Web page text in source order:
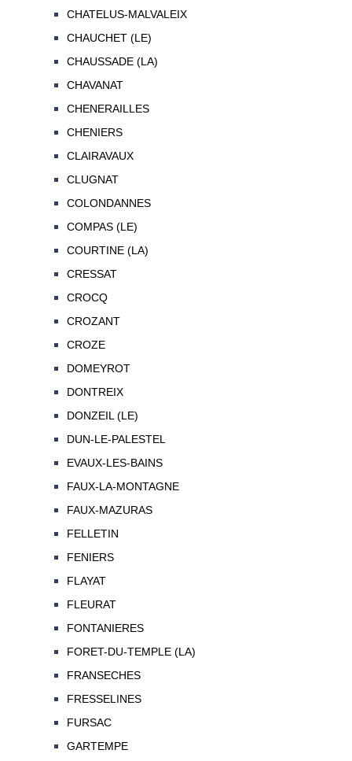
CHATELUS-MALVALEIX
CHAUCHET (LE)
CHAUSSADE (LA)
CHAVANAT
CHENERAILLES
CHENIERS
CLAIRAVAUX
CLUGNAT
COLONDANNES
COMPAS (LE)
COURTINE (LA)
CRESSAT
CROCQ
CROZANT
CROZE
DOMEYROT
DONTREIX
DONZEIL (LE)
DUN-LE-PALESTEL
EVAUX-LES-BAINS
FAUX-LA-MONTAGNE
FAUX-MAZURAS
FELLETIN
FENIERS
FLAYAT
FLEURAT
FONTANIERES
FORET-DU-TEMPLE (LA)
FRANSECHES
FRESSELINES
FURSAC
GARTEMPE